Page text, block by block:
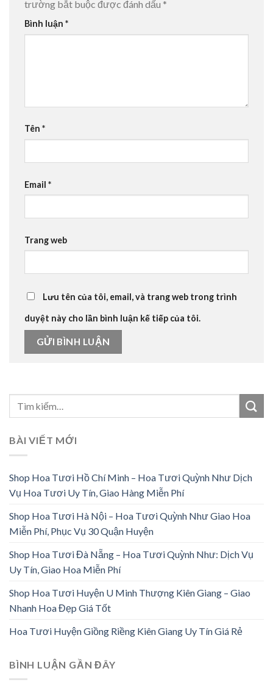
trường bắt buộc được đánh dấu *
Bình luận *
Tên *
Email *
Trang web
Lưu tên của tôi, email, và trang web trong trình
duyệt này cho lần bình luận kế tiếp của tôi.
BÀI VIẾT MỚI
Shop Hoa Tươi Hồ Chí Minh – Hoa Tươi Quỳnh Như Dịch
Vụ Hoa Tươi Uy Tín, Giao Hàng Miễn Phí
Shop Hoa Tươi Hà Nội – Hoa Tươi Quỳnh Như Giao Hoa
Miễn Phí, Phục Vụ 30 Quận Huyện
Shop Hoa Tươi Đà Nẵng – Hoa Tươi Quỳnh Như: Dịch Vụ
Uy Tín, Giao Hoa Miễn Phí
Shop Hoa Tươi Huyện U Minh Thượng Kiên Giang – Giao
Nhanh Hoa Đẹp Giá Tốt
Hoa Tươi Huyện Giồng Riềng Kiên Giang Uy Tín Giá Rẻ
BÌNH LUẬN GẦN ĐÂY